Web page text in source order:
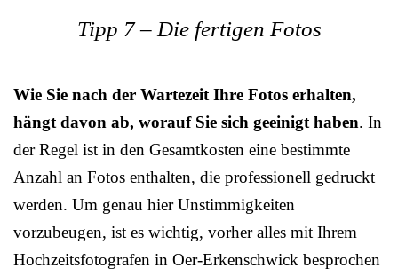
Tipp 7 – Die fertigen Fotos
Wie Sie nach der Wartezeit Ihre Fotos erhalten,
hängt davon ab, worauf Sie sich geeinigt haben. In
der Regel ist in den Gesamtkosten eine bestimmte
Anzahl an Fotos enthalten, die professionell gedruckt
werden. Um genau hier Unstimmigkeiten
vorzubeugen, ist es wichtig, vorher alles mit Ihrem
Hochzeitsfotografen in Oer-Erkenschwick besprochen